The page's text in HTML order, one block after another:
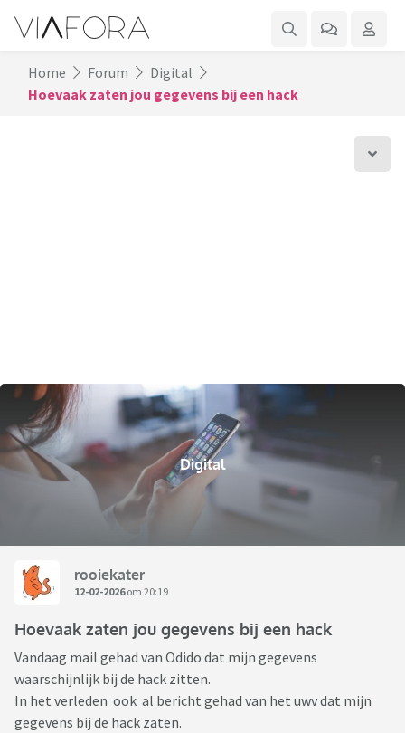
Home Forum
Digital
Hoevaak zaten jou gegevens bij een hack
Digital
rooiekater
12-02-2026om 20:19
Hoevaak zaten jou gegevens bij een hack
Vandaag mail gehad van Odido dat mijn gegevens
waarschijnlijk bij de hack zitten.
In het verleden ook al bericht gehad van het uwv dat mijn
gegevens bij de hack zaten.